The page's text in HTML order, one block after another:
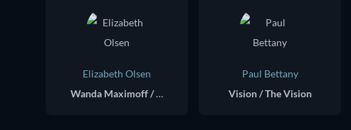
Elizabeth Olsen
Wanda Maximoff / Scarlet Witch
Paul Bettany
Vision / The Vision